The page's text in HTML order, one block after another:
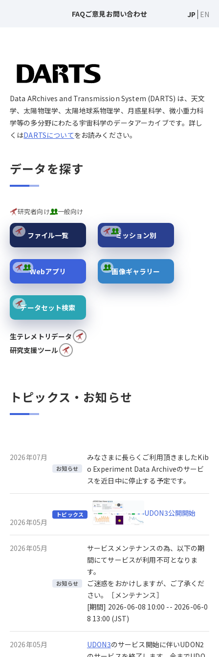
FAQご意見お問い合わせ JP EN
Data ARchives and Transmission System (DARTS) は、天文
学、太陽物理学、太陽地球系物理学、月惑星科学、微小重力科
学等の多分野にわたる宇宙科学のデータアーカイブです。詳し
くはDARTSについてをお読みください。
データを探す
研究者向け 一般向け
ファイル一覧 ミッション別
Webアプリ 画像ギャラリー
データセット検索
生テレメトリデータ
研究支援ツール
トピックス・お知らせ
2026年07月
お知らせ
みなさまに長らくご利用頂きましたKib
o Experiment Data Archiveのサービ
スを近日中に停止する予定です。
2026年05月
トピックス UDON3公開開始
2026年05月
お知らせ
サービスメンテナンスの為、以下の期
間にてサービスが利用不可となりま
す。
ご迷惑をおかけしますが、ご了承くだ
さい。［メンテナンス］
[期間] 2026-06-08 10:00 -- 2026-06-0
8 13:00 (JST)
2026年05月 UDON3のサービス開始に伴いUDON2